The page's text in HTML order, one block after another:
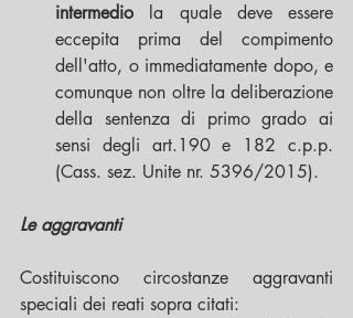
intermedio la quale deve essere
eccepita prima del compimento
dell'atto, o immediatamente dopo, e
comunque non oltre la deliberazione
della sentenza di primo grado ai
sensi degli art.190 e 182 c.p.p.
(Cass. sez. Unite nr. 5396/2015).
Le aggravanti
Costituiscono circostanze aggravanti
speciali dei reati sopra citati: